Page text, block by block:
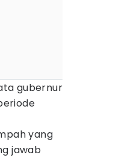
gubernur
yang
jawab